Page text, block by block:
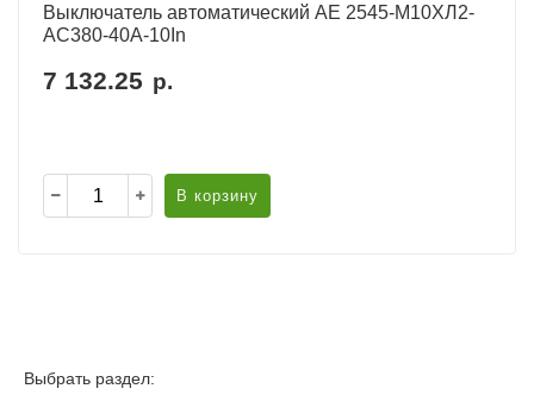
Выключатель автоматический АЕ 2545-М10ХЛ2-
AC380-40А-10In
7 132.25 р.
В корзину
Выбрать раздел: